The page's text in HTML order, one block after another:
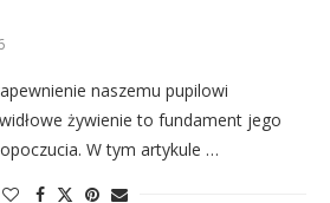
naszemu pupilowi
żywienie to fundament jego
W tym artykule …